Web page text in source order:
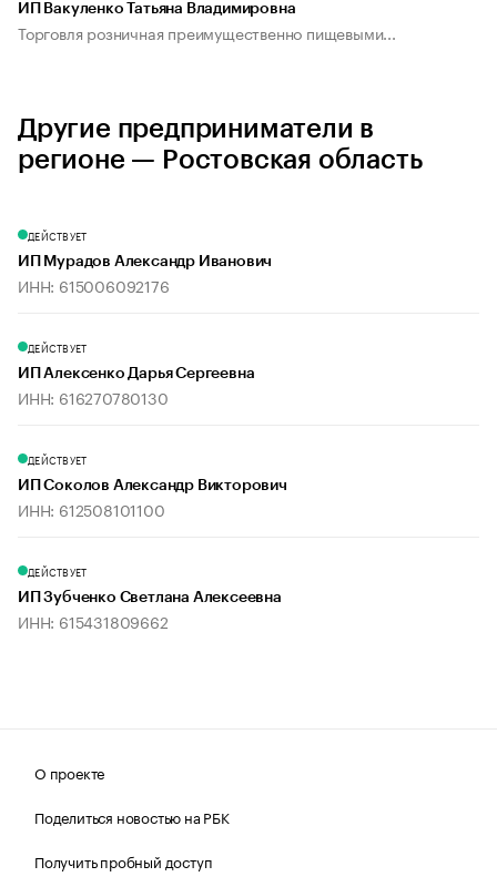
ИП Вакуленко Татьяна Владимировна
Торговля розничная преимущественно пищевыми...
Другие предприниматели в
регионе — Ростовская область
ДЕЙСТВУЕТ
ИП Мурадов Александр Иванович
ИНН: 615006092176
ДЕЙСТВУЕТ
ИП Алексенко Дарья Сергеевна
ИНН: 616270780130
ДЕЙСТВУЕТ
ИП Соколов Александр Викторович
ИНН: 612508101100
ДЕЙСТВУЕТ
ИП Зубченко Светлана Алексеевна
ИНН: 615431809662
О проекте
Поделиться новостью на РБК
Получить пробный доступ